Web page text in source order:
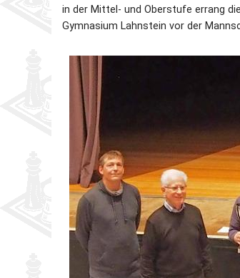
in der Mittel- und Oberstufe errang
Gymnasium Lahnstein vor der